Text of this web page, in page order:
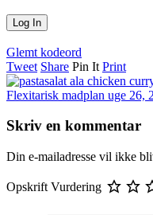
Glemt kodeord
Tweet Share Pin It Print
Flexitarisk madplan uge 26,
Skriv en kommentar
Din e-mailadresse vil ikke
Opskrift Vurdering